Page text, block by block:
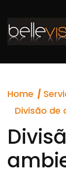
Home
Divisão de